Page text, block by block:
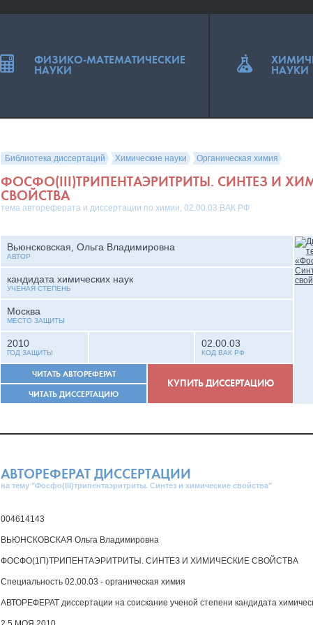
Библиотека диссертаций Химические науки Органическая химия
ФОСФО(III)ТРИПЕНТАЭРИТРИТЫ. СИНТЕЗ И
СВОЙСТВА
тема автореферата и диссертации по химии, 02.00.03 ВАК РФ
Вьюнсковская, Ольга Владимировна
АВТОР
кандидата химических наук
УЧЕНАЯ СТЕПЕНЬ
Москва
МЕСТО ЗАЩИТЫ
2010
ГОД ЗАЩИТЫ
02.00.03
КОД ВАК РФ
ЧИТАТЬ АВТОРЕФЕРАТ
ЧИТАТЬ ДИССЕРТАЦИЮ
КУПИТЬ ДИССЕРТАЦИЮ
АВТОРЕФЕРАТ ДИССЕРТАЦИИ
на тему "Фосфо(III)трипентаэритриты. Синтез и химические свойства"
004614143
ВЬЮНСКОВСКАЯ Ольга Владимировна
ФОСФО(1П)ТРИПЕНТАЭРИТРИТЫ. СИНТЕЗ И ХИМИЧЕСКИЕ СВОЙСТВА
Специальность 02.00.03 - органическая химия
АВТОРЕФЕРАТ диссертации на соискание ученой степени кандидата
ФИЗИКО-МАТЕМАТИЧЕСКИЕ
НАУКИ НАУКИ